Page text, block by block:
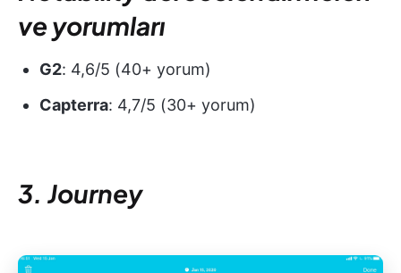
ve yorumları
G2: 4,6/5 (40+ yorum)
Capterra: 4,7/5 (30+ yorum)
3. Journey